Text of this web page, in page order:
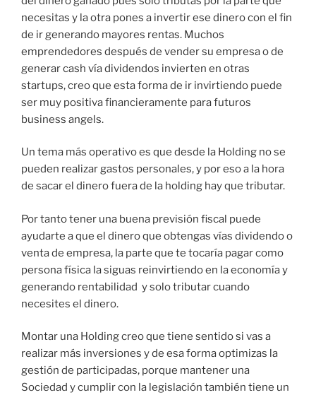
necesitas y la otra pones a invertir ese dinero con el fin
de ir generando mayores rentas. Muchos
emprendedores después de vender su empresa o de
generar cash vía dividendos invierten en otras
startups, creo que esta forma de ir invirtiendo puede
ser muy positiva financieramente para futuros
business angels.
Un tema más operativo es que desde la Holding no se
pueden realizar gastos personales, y por eso a la hora
de sacar el dinero fuera de la holding hay que tributar.
Por tanto tener una buena previsión fiscal puede
ayudarte a que el dinero que obtengas vías dividendo o
venta de empresa, la parte que te tocaría pagar como
persona física la siguas reinvirtiendo en la economía y
generando rentabilidad y solo tributar cuando
necesites el dinero.
Montar una Holding creo que tiene sentido si vas a
realizar más inversiones y de esa forma optimizas la
gestión de participadas, porque mantener una
Sociedad y cumplir con la legislación también tiene un